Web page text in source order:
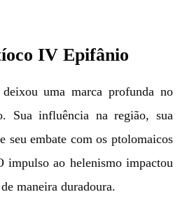
IV Epifânio
uma marca profunda no
Sua influência na região, sua
seu embate com os ptolomaicos
impulso ao helenismo impactou
maneira duradoura.